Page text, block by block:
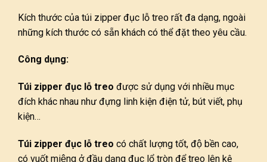
Kích thước của túi zipper đục lỗ treo rất đa dạng, ngoài
những kích thước có sẵn khách có thể đặt theo yêu cầu.
Công dụng:
Túi zipper đục lỗ treo được sử dụng với nhiều mục
đích khác nhau như đựng linh kiện điện tử, bút viết, phụ
kiện…
Túi zipper đục lỗ treo có chất lượng tốt, độ bền cao,
có vuốt miệng ở đầu dạng đục lổ tròn để treo lên kệ